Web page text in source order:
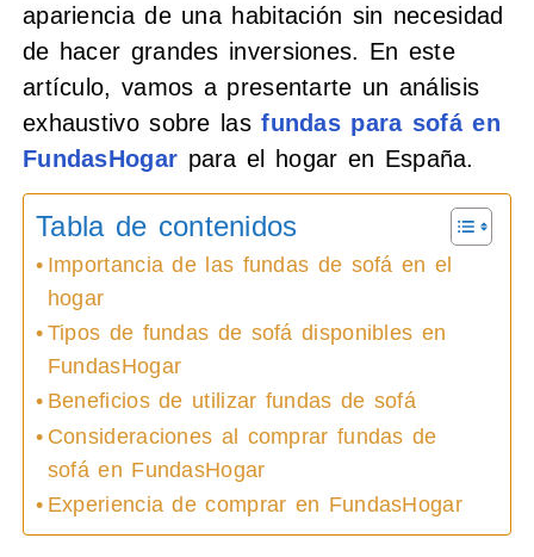
apariencia de una habitación sin necesidad
de hacer grandes inversiones. En este
artículo, vamos a presentarte un análisis
exhaustivo sobre lasfundas para sofá en
FundasHogar para el hogar en España.
Tabla de contenidos
Importancia de las fundas de sofá en el
hogar
Tipos de fundas de sofá disponibles en
FundasHogar
Beneficios de utilizar fundas de sofá
Consideraciones al comprar fundas de
sofá en FundasHogar
Experiencia de comprar en FundasHogar